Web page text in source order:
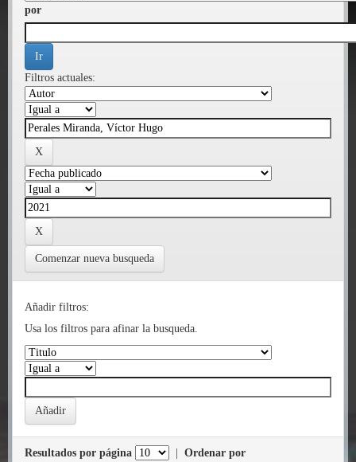
por
Filtros actuales:
Comenzar nueva busqueda
Añadir filtros:
Usa los filtros para afinar la busqueda.
Resultados por página
Ordenar por